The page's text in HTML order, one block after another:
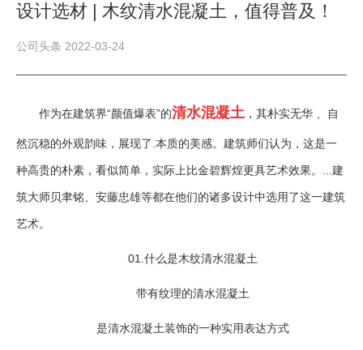
设计选材 | 木纹清水混凝土，值得普及！
公司头条 2022-03-24
作为在建筑界“颜值爆表”的清水混凝土 ，其朴实无华 、自
然沉稳的外观韵味，展现了.本质的美感。建筑师们认为，这是一
种高贵的朴素，看似简单，实际上比金碧辉煌更具艺术效果。...建
筑大师贝聿铭、安藤忠雄等都在他们的诸多设计中选用了这一建筑
艺术。
01. 什么是木纹清水混凝土
带有纹理的清水混凝土
是清水混凝土装饰的一种实用表达方式